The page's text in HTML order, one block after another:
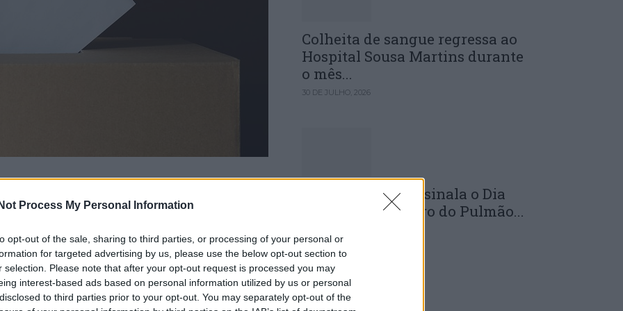
Process My Personal Information
opt-out of the sale, sharing to third parties, or processing of your personal or
for targeted advertising by us, please use the below opt-out section to
selection. Please note that after your opt-out request is processed you may
interest-based ads based on personal information utilized by us or personal
to third parties prior to your opt-out. You may separately opt-out of the
às 12:00 de hoje para votar
março nas eleições legislativas, anunciou o
em mobilidade para as eleições
recenseados no território nacional, até às
o MAI em comunicado.
Colheita de sangue regressa ao
Hospital Sousa Martins durante
o mês...
30 DE JULHO, 2026
ULS da Guarda assinala o Dia
Mundial do Cancro do Pulmão...